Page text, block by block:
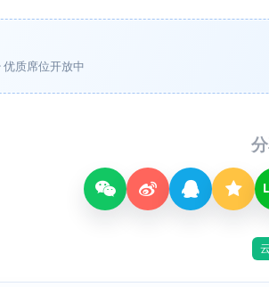
优质席位开放中